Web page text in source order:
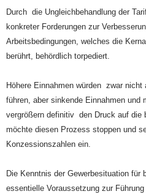
Durch die Ungleichbehandlung der
konkreter Forderungen zur
Arbeitsbedingungen, welches die
berührt, behördlich torpediert.
Höhere Einnahmen würden zwar
führen, aber sinkende Einnahmen und
vergrößern definitiv den Druck auf die
möchte diesen Prozess stoppen und
Konzessionszahlen ein.
Die Kenntnis der Gewerbesituation für
essentielle Voraussetzung zur